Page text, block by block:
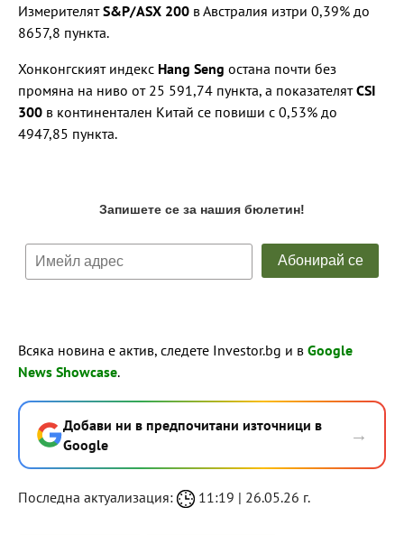
ИзмерителятS&P/ASX 200 в Австралия изтри 0,39% до
8657,8 пункта.
Хонконгският индекс Hang Seng остана почти без
промяна на ниво от 25 591,74 пункта, а показателятCSI
300 в континентален Китай се повиши с 0,53% до
4947,85 пункта.
Всяка новина е актив, следете Investor.bg и в Google
News Showcase.
Добави ни в предпочитани източници в
Google
→
Последна актуализация: 11:19 | 26.05.26 г.